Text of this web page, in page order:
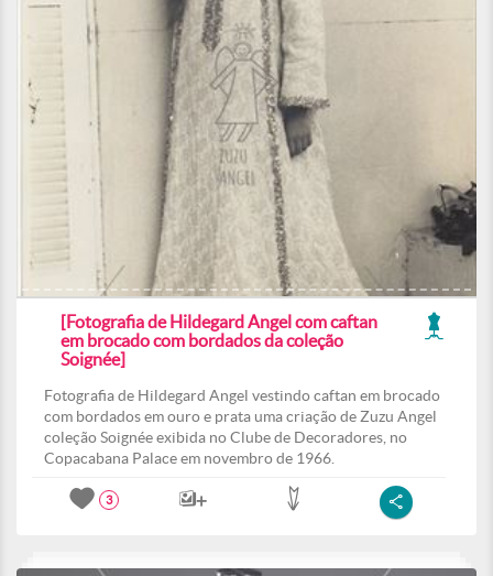
[Fotografia de Hildegard Angel com caftan
em brocado com bordados da coleção
Soignée]
Fotografia de Hildegard Angel vestindo caftan em brocado
com bordados em ouro e prata uma criação de Zuzu Angel
coleção Soignée exibida no Clube de Decoradores, no
Copacabana Palace em novembro de 1966.
3